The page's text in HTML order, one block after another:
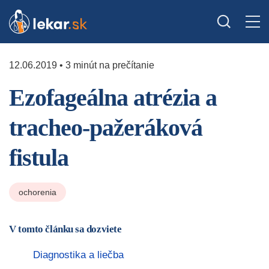
12.06.2019 • 3 minút na prečítanie
Ezofageálna atrézia a
tracheo-pažeráková
fistula
ochorenia
V tomto článku sa dozviete
Diagnostika a liečba